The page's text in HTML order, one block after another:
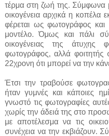
τέρμα στη ζωή της. Σύμφωνα
οικογένεια αρχικά η κοπέλα
φέρεται ως φωτογράφος
μοντέλο. Όμως και πάλι
οικογένειας της άτυχης
φωτογράφος, αλλά φοιτητής
22χρονη ότι μπορεί να την
Έτσι την τραβούσε
ήταν γυμνές και κάποιες
γνωστό τις φωτογραφίες
χωρίς την άδειά της στο
με αποτέλεσμα να τις
συνέχεια να την εκβιάζουν.